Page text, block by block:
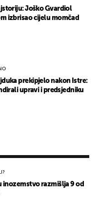
Joško Gvardiol
izbrisao cijelu momčad
prekipjelo nakon Istre:
upravi i predsjedniku
inozemstvo razmišlja 9 od